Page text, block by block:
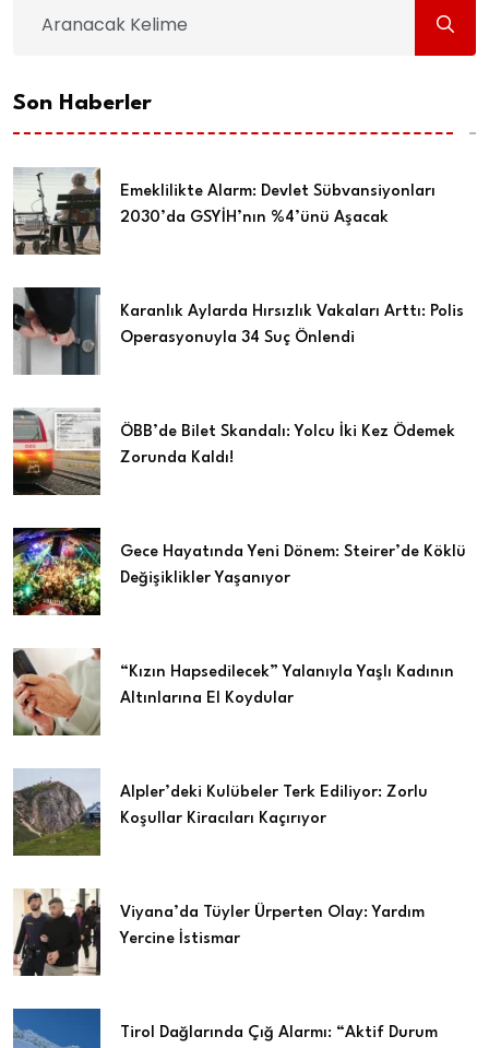
Son Haberler
Emeklilikte Alarm: Devlet Sübvansiyonları
2030’da GSYİH’nın %4’ünü Aşacak
Karanlık Aylarda Hırsızlık Vakaları Arttı: Polis
Operasyonuyla 34 Suç Önlendi
ÖBB’de Bilet Skandalı: Yolcu İki Kez Ödemek
Zorunda Kaldı!
Gece Hayatında Yeni Dönem: Steirer’de Köklü
Değişiklikler Yaşanıyor
“Kızın Hapsedilecek” Yalanıyla Yaşlı Kadının
Altınlarına El Koydular
Alpler’deki Kulübeler Terk Ediliyor: Zorlu
Koşullar Kiracıları Kaçırıyor
Viyana’da Tüyler Ürperten Olay: Yardım
Yercine İstismar
Tirol Dağlarında Çığ Alarmı: “Aktif Durum